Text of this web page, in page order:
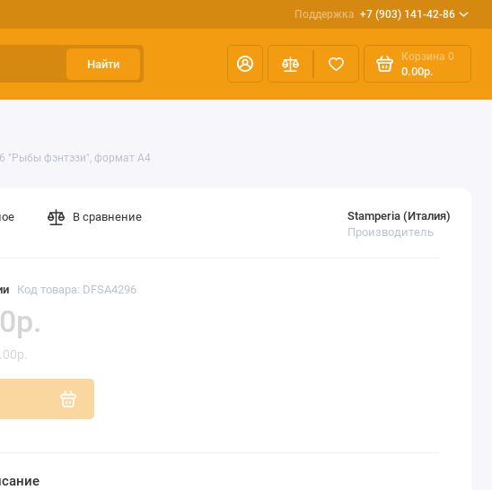
Поддержка +7 (903) 141-42-86
Найти
Корзина 0
0.00р.
"Рыбы фэнтэзи", формат А4
Код товара: DFSA4296
Stamperia (Италия)
Производитель
В сравнение